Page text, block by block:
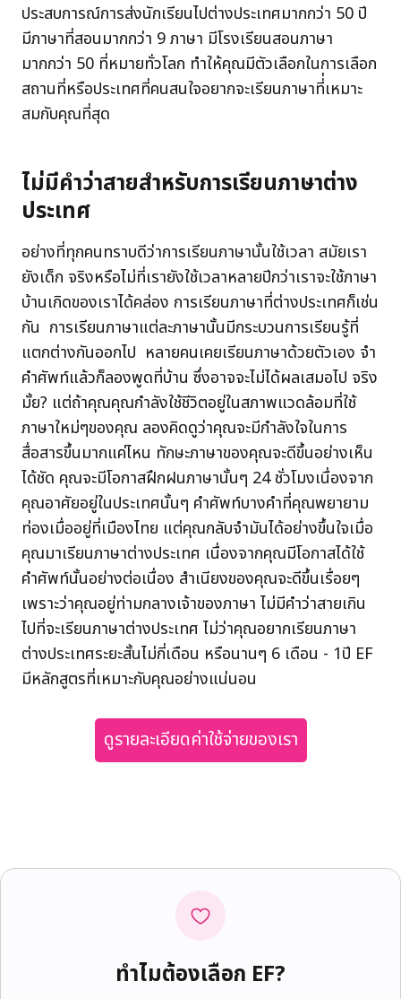
ประสบการณ์การส่งนักเรียนไปต่างประเทศมากกว่า 50 ปี
มีภาษาที่สอนมากกว่า 9 ภาษา มีโรงเรียนสอนภาษา
มากกว่า 50 ที่หมายทั่วโลก ทำให้คุณมีตัวเลือกในการเลือก
สถานที่หรือประเทศที่คนสนใจอยากจะเรียนภาษาที่่เหมาะ
สมกับคุณที่สุด
ไม่มีคำว่าสายสำหรับการเรียนภาษาต่าง
ประเทศ
อย่างที่ทุกคนทราบดีว่าการเรียนภาษานั้นใช้เวลา สมัยเรา
ยังเด็ก จริงหรือไม่ที่เรายังใช้เวลาหลายปีกว่าเราจะใช้ภาษา
บ้านเกิดของเราได้คล่อง การเรียนภาษาที่ต่างประเทศก็เช่น
กัน การเรียนภาษาแต่ละภาษานั้นมีกระบวนการเรียนรู้ที่
แตกต่างกันออกไป หลายคนเคยเรียนภาษาด้วยตัวเอง จำ
คำศัพท์แล้วก็ลองพูดที่บ้าน ซึ่งอาจจะไม่ได้ผลเสมอไป จริง
มั้ย? แต่ถ้าคุณคุณกำลังใช้ชีวิตอยู่ในสภาพแวดล้อมที่ใช้
ภาษาใหม่ๆของคุณ ลองคิดดูว่าคุณจะมีกำลังใจในการ
สื่อสารขึ้นมากแค่ไหน ทักษะภาษาของคุณจะดีขึ้นอย่างเห็น
ได้ชัด คุณจะมีโอกาสฝึกฝนภาษานั้นๆ 24 ชั่วโมงเนื่องจาก
คุณอาศัยอยู่ในประเทศนั้นๆ คำศัพท์บางคำที่คุณพยายาม
ท่องเมื่ออยู่ที่เมืองไทย แต่คุณกลับจำมันได้อย่างขึ้นใจเมื่อ
คุณมาเรียนภาษาต่างประเทศ เนื่องจากคุณมีโอกาสได้ใช้
คำศัพท์นั้นอย่างต่อเนื่อง สำเนียงของคุณจะดีขึ้นเรื่อยๆ
เพราะว่าคุณอยู่ท่ามกลางเจ้าของภาษา ไม่มีคำว่าสายเกิน
ไปที่จะเรียนภาษาต่างประเทศ ไม่ว่าคุณอยากเรียนภาษา
ต่างประเทศระยะสั้นไม่กี่เดือน หรือนานๆ 6 เดือน - 1ปี EF
มีหลักสูตรที่เหมาะกับคุณอย่างแน่นอน
ดูรายละเอียดค่าใช้จ่ายของเรา
ทำไมต้องเลือก EF?